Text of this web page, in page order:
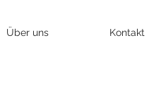
Über uns Kontakt